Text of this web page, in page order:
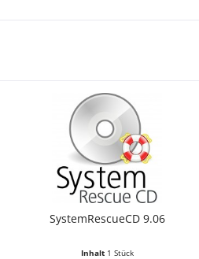
SystemRescueCD 9.06
Inhalt 1 Stück